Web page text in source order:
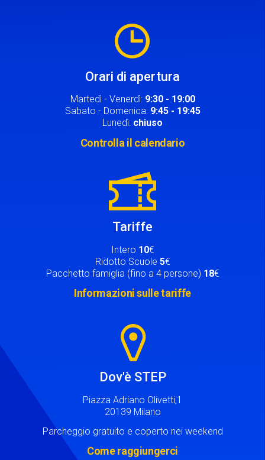
Orari di apertura
Martedì - Venerdì: 9:30 - 19:00
Sabato - Domenica: 9:45 - 19:45
Lunedì: chiuso
Controlla il calendario
Tariffe
Intero 10€
Ridotto Scuole 5€
Pacchetto famiglia (fino a 4 persone) 18€
Informazioni sulle tariffe
Dov'è STEP
Piazza Adriano Olivetti,1
20139 Milano
Parcheggio gratuito e coperto nei weekend
Come raggiungerci